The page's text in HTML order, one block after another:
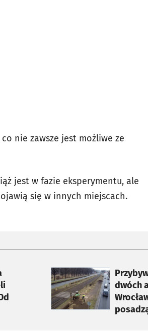
nie zawsze jest możliwe ze
jest w fazie eksperymentu, ale
się w innych miejscach.
dwóch
otworzy się w nowej karcie